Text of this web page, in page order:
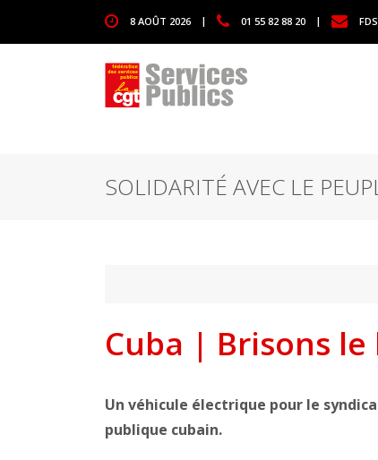
8 AOÛT 2026 | 01 55 82 88 20 |
SOLIDARITÉ AVEC LE
Cuba | Brisons le
Un véhicule électrique pour le
publique cubain.